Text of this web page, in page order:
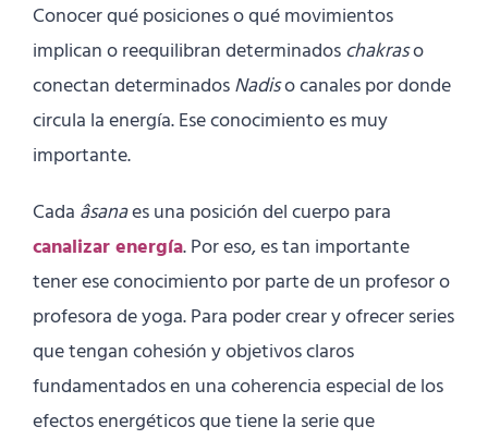
Conocer qué posiciones o qué movimientos
implican o reequilibran determinadoschakraso
conectan determinadosNadiso canales por donde
circula la energía. Ese conocimiento es muy
importante.
Cada âsanaes una posición del cuerpo para
canalizar energía. Por eso, es tan importante
tener ese conocimiento por parte de un profesor o
profesora de yoga. Para poder crear y ofrecer series
que tengan cohesión y objetivos claros
fundamentados en una coherencia especial de los
efectos energéticos que tiene la serie que